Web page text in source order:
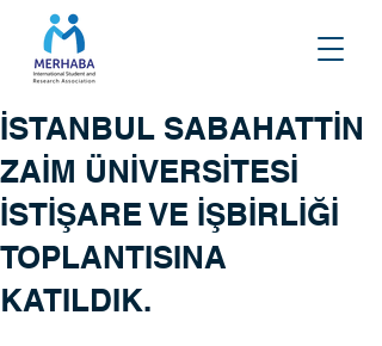
İSTANBUL SABAHATTİN
ZAİM ÜNİVERSİTESİ
İSTİŞARE VE İŞBİRLİĞİ
TOPLANTISINA
KATILDIK.